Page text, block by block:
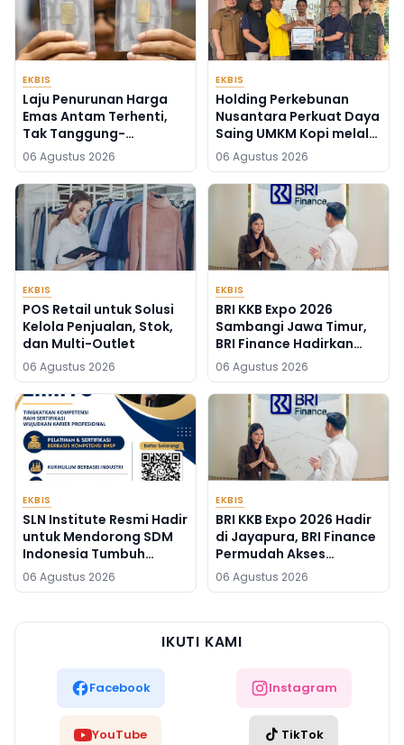
EKBIS
Laju Penurunan Harga
Emas Antam Terhenti,
Tak Tanggung-
tanggung Naik Rp50
Ribu Per Gram
06 Agustus 2026
EKBIS
Holding Perkebunan
Nusantara Perkuat Daya
Saing UMKM Kopi melalui
Program TJSL PTPN I
06 Agustus 2026
EKBIS
POS Retail untuk Solusi
Kelola Penjualan, Stok,
dan Multi-Outlet
06 Agustus 2026
EKBIS
BRI KKB Expo 2026
Sambangi Jawa Timur,
BRI Finance Hadirkan
Solusi Pembiayaan
Kendaraan
06 Agustus 2026
EKBIS
SLN Institute Resmi Hadir
untuk Mendorong SDM
Indonesia Tumbuh
Melampaui Batas
06 Agustus 2026
EKBIS
BRI KKB Expo 2026 Hadir
di Jayapura, BRI Finance
Permudah Akses
Pembiayaan Kendaraan
06 Agustus 2026
IKUTI KAMI
Facebook Instagram
YouTube TikTok